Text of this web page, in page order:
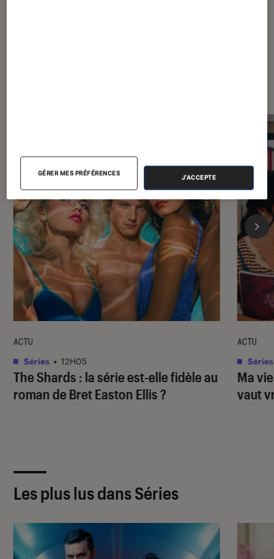
The Shards : la série est-elle fidèle au
roman de Bret Easton Ellis ?
ACTU
Séries • 12H05
Ma
vaut
ACTU
Séries
Les plus lus dans Séries
GÉRER MES PRÉFÉRENCES
J'ACCEPTE